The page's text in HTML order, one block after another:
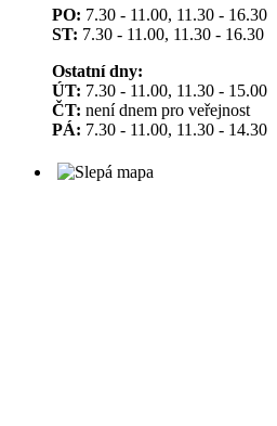
PO: 7.30 - 11.00, 11.30 - 16.30
ST: 7.30 - 11.00, 11.30 - 16.30
Ostatní dny:
ÚT: 7.30 - 11.00, 11.30 - 15.00
ČT: není dnem pro veřejnost
PÁ: 7.30 - 11.00, 11.30 - 14.30